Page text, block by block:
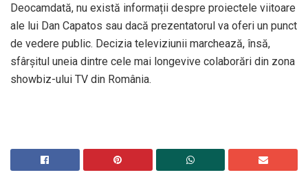
Deocamdată, nu există informații despre proiectele viitoare
ale lui Dan Capatos sau dacă prezentatorul va oferi un punct
de vedere public. Decizia televiziunii marchează, însă,
sfârșitul uneia dintre cele mai longevive colaborări din zona
showbiz-ului TV din România.